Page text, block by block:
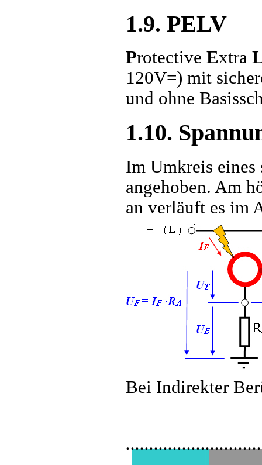
1.9. PELV
Protective Extra
120V=) mit
und ohne
1.10.
Im Umkreis eines
angehoben. Am
an verläuft es im
Bei Indirekter